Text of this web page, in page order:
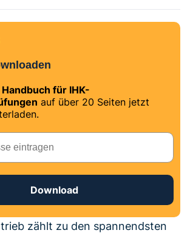
Handbuch für IHK-
auf über 20 Seiten jetzt
Download
zählt zu den spannendsten